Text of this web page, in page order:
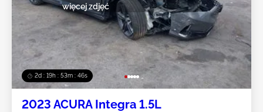
2d : 19h : 53m : 43s
więcej zdjęć
2023 ACURA Integra 1.5L